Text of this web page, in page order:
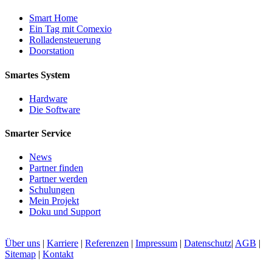
Smart Home
Ein Tag mit Comexio
Rolladensteuerung
Doorstation
Smartes System
Hardware
Die Software
Smarter Service
News
Partner finden
Partner werden
Schulungen
Mein Projekt
Doku und Support
Über uns | Karriere | Referenzen | Impressum | Datenschutz| AGB |
Sitemap | Kontakt